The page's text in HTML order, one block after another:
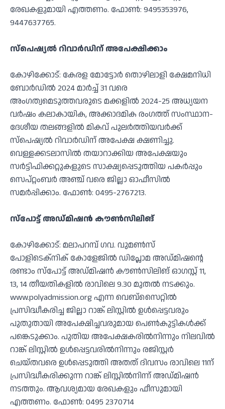
രേഖകളുമായി എത്തണം. ഫോണ്‍: 9495353976,
9447637765.
സ്‌പെഷ്യല്‍ റിവാര്‍ഡിന് അപേക്ഷിക്കാം
കോഴിക്കോട്: കേരള മോട്ടോര്‍ തൊഴിലാളി ക്ഷേമനിധി
ബോര്‍ഡില്‍ 2024 മാര്‍ച്ച് 31 വരെ
അംഗത്വമെടുത്തവരുടെ മക്കളില്‍ 2024-25 അധ്യയന
വര്‍ഷം കലാകായിക, അക്കാദമിക രംഗത്ത് സംസ്ഥാന-
ദേശീയ തലങ്ങളില്‍ മികവ് പുലര്‍ത്തിയവര്‍ക്ക്
സ്‌പെഷ്യല്‍ റിവാര്‍ഡിന് അപേക്ഷ ക്ഷണിച്ചു.
വെള്ളക്കടലാസില്‍ തയാറാക്കിയ അപേക്ഷയും
സര്‍ട്ടിഫിക്കറ്റുകളുടെ സാക്ഷ്യപ്പെടുത്തിയ പകര്‍പ്പും
സെപ്റ്റംബര്‍ അഞ്ച് വരെ ജില്ലാ ഓഫീസില്‍
സമര്‍പ്പിക്കാം. ഫോണ്‍: 0495-2767213.
സ്‌പോട്ട് അഡ്മിഷന്‍ കൗണ്‍സിലിങ്
കോഴിക്കോട്: മലാപറമ്പ് ഗവ. വുമണ്‍സ്
പോളിടെക്‌നിക് കോളേജില്‍ ഡിപ്ലോമ അഡ്മിഷന്റെ
രണ്ടാം സ്‌പോട്ട് അഡ്മിഷന്‍ കൗണ്‍സിലിങ് ഓഗസ്റ്റ് 11,
13, 14 തീയതികളില്‍ രാവിലെ 9.30 മുതല്‍ നടക്കും.
www.polyadmission.org എന്ന വെബ്‌സൈറ്റില്‍
പ്രസിദ്ധീകരിച്ച ജില്ലാ റാങ്ക് ലിസ്റ്റില്‍ ഉള്‍പ്പെട്ടവരും
പുതുതായി അപേക്ഷിച്ചവരുമായ പെണ്‍കുട്ടികള്‍ക്ക്
പങ്കെടുക്കാം. പുതിയ അപേക്ഷകരില്‍നിന്നും നിലവില്‍
റാങ്ക് ലിസ്റ്റില്‍ ഉള്‍പ്പെട്ടവരില്‍നിന്നും രജിസ്റ്റര്‍
ചെയ്തവരെ ഉള്‍പ്പെടുത്തി അതത് ദിവസം രാവിലെ 11ന്
പ്രസിദ്ധീകരിക്കുന്ന റാങ്ക് ലിസ്റ്റില്‍നിന്ന് അഡ്മിഷന്‍
നടത്തും. ആവശ്യമായ രേഖകളും ഫീസുമായി
എത്തണം. ഫോണ്‍: 0495 2370714